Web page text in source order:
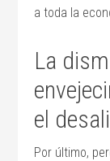
a toda la
La
el
Por último,